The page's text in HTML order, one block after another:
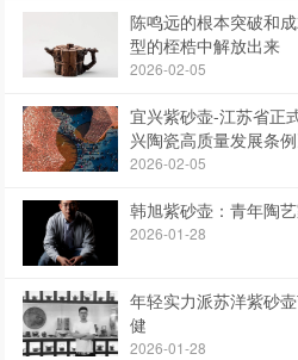
陈鸣远的根本突破和
型的桎梏中解放出来
2026-02-05
宜兴紫砂壶-江苏省正
兴陶瓷高质量发展条例
2026-02-05
韩旭紫砂壶：青年陶
2026-01-28
年轻实力派苏洋紫砂
健
2026-01-28